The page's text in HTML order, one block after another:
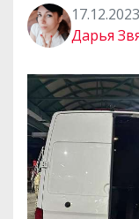
Дарья